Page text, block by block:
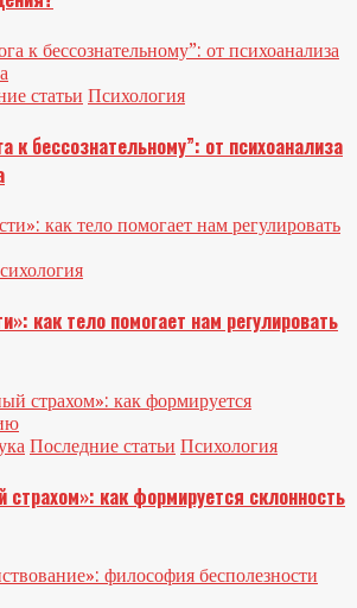
статьи Психология
к бессознательному”: от психоанализа
как тело помогает нам регулировать
Последние статьи Психология
страхом»: как формируется склонность